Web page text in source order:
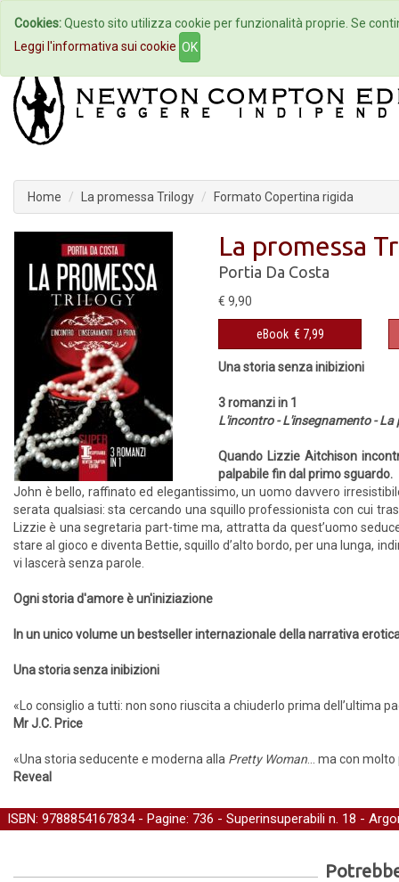
Home Autori Eventi
Home La promessa Trilogy Formato Copertina rigida
La promessa
Portia Da Costa
€ 9,90
eBook € 7,99
Una storia senza inibizioni
3 romanzi in 1
L'incontro - L'insegnamento - La
Quando Lizzie Aitchison
palpabile fin dal primo sguardo.
John è bello, raffinato ed elegantissimo, un uomo davvero
serata qualsiasi: sta cercando una squillo professionista con cui
Lizzie è una segretaria part-time ma, attratta da quest’uomo
stare al gioco e diventa Bettie, squillo d’alto bordo, per una lunga,
vi lascerà senza parole.
Ogni storia d'amore è un'iniziazione
In un unico volume un bestseller internazionale della narrativa
Una storia senza inibizioni
«Lo consiglio a tutti: non sono riuscita a chiuderlo prima dell’ultima
Mr J.C. Price
«Una storia seducente e moderna alla Pretty Woman … ma con
Reveal
ISBN: 9788854167834 - Pagine: 736 - Superinsuperabili n. 18 -
Cookies:Questo sito utilizza cookie per funzionalità proprie. Se
Leggi l'informativa sui cookie OK